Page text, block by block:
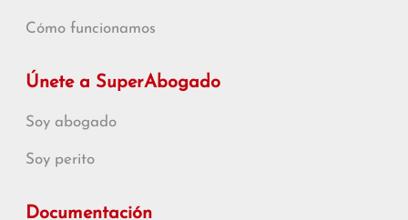
Cómo funcionamos
Únete a SuperAbogado
Soy abogado
Soy perito
Documentación